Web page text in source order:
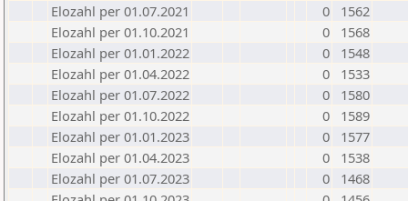
Elozahl per 01.07.2021
0
1562
Elozahl per 01.10.2021
0
1568
Elozahl per 01.01.2022
0
1548
Elozahl per 01.04.2022
0
1533
Elozahl per 01.07.2022
0
1580
Elozahl per 01.10.2022
0
1589
Elozahl per 01.01.2023
0
1577
Elozahl per 01.04.2023
0
1538
Elozahl per 01.07.2023
0
1468